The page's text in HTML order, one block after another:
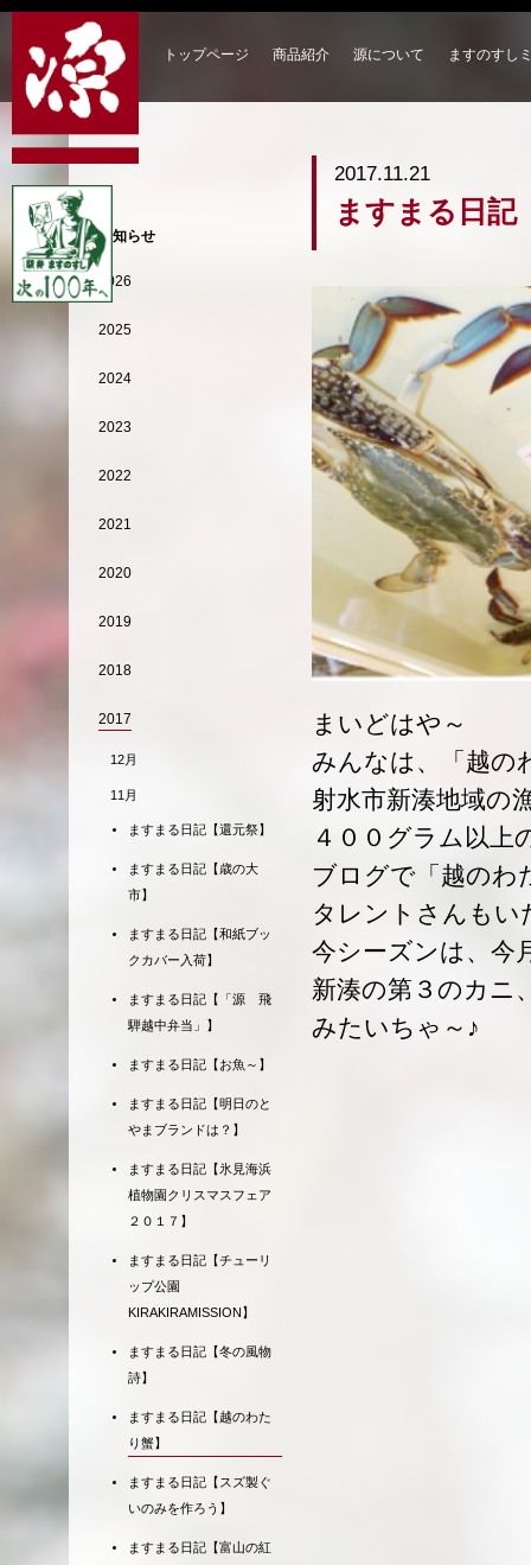
トップページ 商品紹介 源について ますのすし
2017.11.21
ますまる日記
まいどはや～
みんなは、「越の
射水市新湊地域の
４００グラム以上
ブログで「越のわ
タレントさんもい
今シーズンは、今
新湊の第３のカニ
みたいちゃ～♪
お知らせ
2026
2025
2024
2023
2022
2021
2020
2019
2018
2017
12月
11月
ますまる日記【還元祭】
ますまる日記【歳の大
市】
ますまる日記【和紙ブッ
クカバー入荷】
ますまる日記【「源 飛
騨越中弁当」】
ますまる日記【お魚～】
ますまる日記【明日のと
やまブランドは？】
ますまる日記【氷見海浜
植物園クリスマスフェア
２０１７】
ますまる日記【チューリ
ップ公園
KIRAKIRAMISSION】
ますまる日記【冬の風物
詩】
ますまる日記【越のわた
り蟹】
ますまる日記【スズ製ぐ
いのみを作ろう】
ますまる日記【富山の紅